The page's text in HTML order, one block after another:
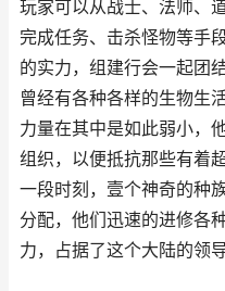
玩家可以从战士、法师、
完成任务、击杀怪物等手
的实力，组建行会一起团
曾经有各种各样的生物生
力量在其中是如此弱小，
组织，以便抵抗那些有着
一段时刻，壹个神奇的种
分配，他们迅速的进修各
力，占据了这个大陆的领导